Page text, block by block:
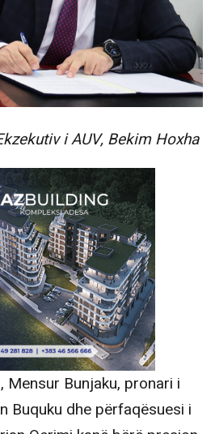
i AUV, Bekim Hoxha
Mensur Bunjaku, pronari i
Buquku dhe përfaqësuesi i